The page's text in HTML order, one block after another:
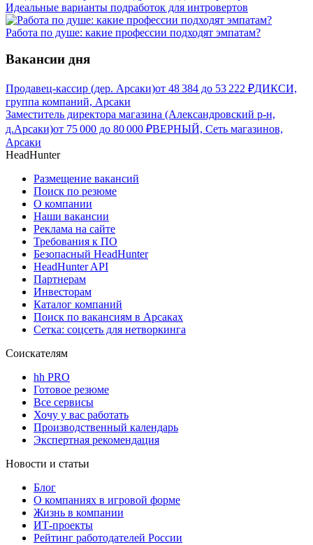
Идеальные варианты подработок для интровертов
Работа по душе: какие профессии подходят эмпатам?
Вакансии дня
Продавец-кассир (дер. Арсаки)от 48 384 до 53 222 ₽ДИКСИ,
группа компаний, Арсаки
Заместитель директора магазина (Александровский р-н,
д.Арсаки)от 75 000 до 80 000 ₽ВЕРНЫЙ, Сеть магазинов,
Арсаки
HeadHunter
Размещение вакансий
Поиск по резюме
О компании
Наши вакансии
Реклама на сайте
Требования к ПО
Безопасный HeadHunter
HeadHunter API
Партнерам
Инвесторам
Каталог компаний
Поиск по вакансиям в Арсаках
Сетка: соцсеть для нетворкинга
Соискателям
hh PRO
Готовое резюме
Все сервисы
Хочу у вас работать
Производственный календарь
Экспертная рекомендация
Новости и статьи
Блог
О компаниях в игровой форме
Жизнь в компании
ИТ-проекты
Рейтинг работодателей России